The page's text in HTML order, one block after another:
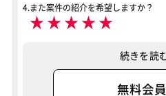
4.また案件の紹介を希望しますか？
★ ★ ★ ★ ★
続きを読
無料会